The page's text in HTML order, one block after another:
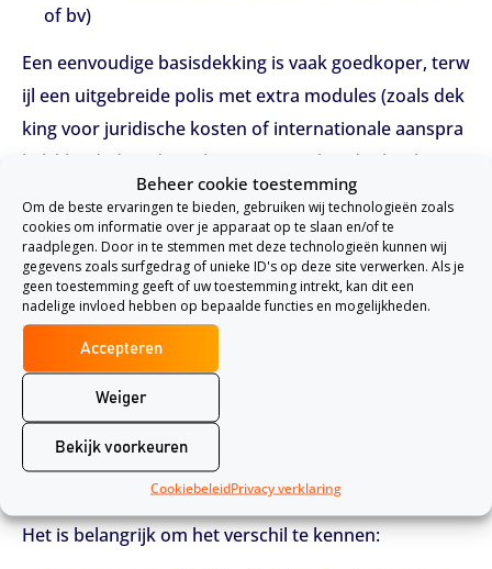
Beheer cookie toestemming
Om de beste ervaringen te bieden, gebruiken wij technologieën zoals
cookies om informatie over je apparaat op te slaan en/of te
raadplegen. Door in te stemmen met deze technologieën kunnen wij
gegevens zoals surfgedrag of unieke ID's op deze site verwerken. Als je
geen toestemming geeft of uw toestemming intrekt, kan dit een
nadelige invloed hebben op bepaalde functies en mogelijkheden.
Accepteren
Weiger
Bekijk voorkeuren
CookiebeleidPrivacy verklaring
of bv)
Een eenvoudige basisdekking is vaak goedkoper, terw
ijl een uitgebreide polis met extra modules (zoals dek
king voor juridische kosten of internationale aanspra
kelijkheid) duurder zal zijn. Op voorhand is het lastig
een vast premiebedrag te noemen, omdat dit per ber
oep sterk verschilt.
Wil je een indicatie ontvangen?Vraag dan een offerte
aan via het aanvraagformulier. Onze adviseurs neme
n contact met je op om je situatie te bespreken en bie
den vervolgens een premie op maat aan, passend bij j
ouw risico’s en budget.
Beroepsaansprakelijkheid vs. bedrijfsaanspr
Het is belangrijk om het verschil te kennen: